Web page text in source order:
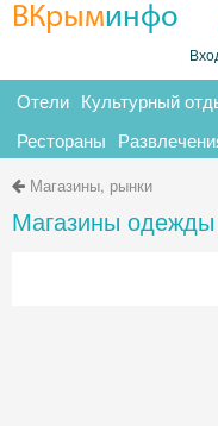
ВКрыминфо
Отели Культурный
Рестораны
Магазины, рынки
Магазины одежды